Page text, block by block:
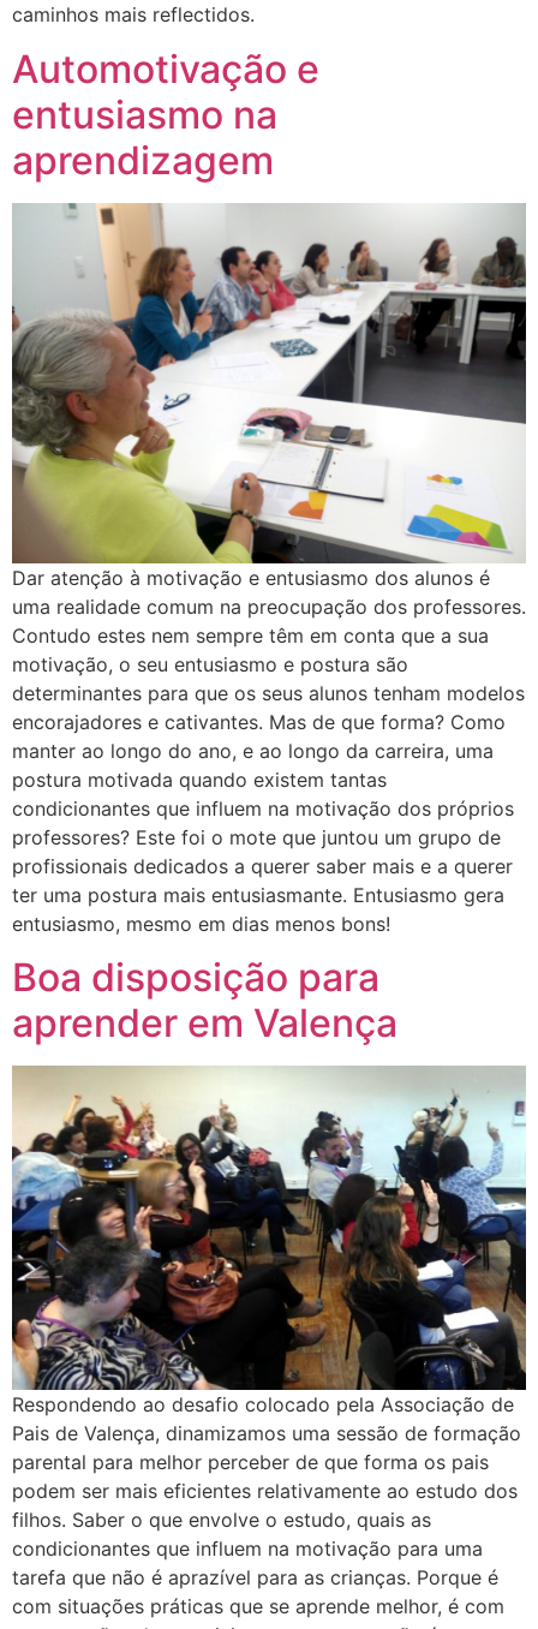
caminhos mais reflectidos.
Automotivação e
entusiasmo na
aprendizagem
Dar atenção à motivação e entusiasmo dos alunos é
uma realidade comum na preocupação dos professores.
Contudo estes nem sempre têm em conta que a sua
motivação, o seu entusiasmo e postura são
determinantes para que os seus alunos tenham modelos
encorajadores e cativantes. Mas de que forma? Como
manter ao longo do ano, e ao longo da carreira, uma
postura motivada quando existem tantas
condicionantes que influem na motivação dos próprios
professores? Este foi o mote que juntou um grupo de
profissionais dedicados a querer saber mais e a querer
ter uma postura mais entusiasmante. Entusiasmo gera
entusiasmo, mesmo em dias menos bons!
Boa disposição para
aprender em Valença
Respondendo ao desafio colocado pela Associação de
Pais de Valença, dinamizamos uma sessão de formação
parental para melhor perceber de que forma os pais
podem ser mais eficientes relativamente ao estudo dos
filhos. Saber o que envolve o estudo, quais as
condicionantes que influem na motivação para uma
tarefa que não é aprazível para as crianças. Porque é
com situações práticas que se aprende melhor, é com